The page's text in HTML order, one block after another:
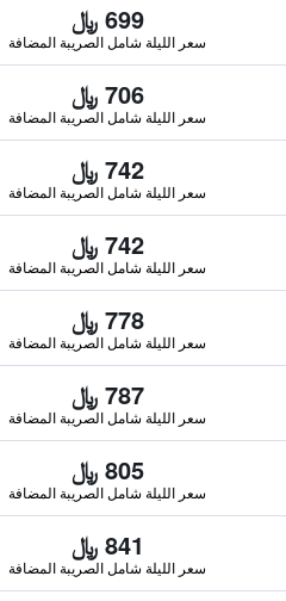
699 ﷼
سعر الليلة شامل الصريبة المضافة
706 ﷼
سعر الليلة شامل الصريبة المضافة
742 ﷼
سعر الليلة شامل الصريبة المضافة
742 ﷼
سعر الليلة شامل الصريبة المضافة
778 ﷼
سعر الليلة شامل الصريبة المضافة
787 ﷼
سعر الليلة شامل الصريبة المضافة
805 ﷼
سعر الليلة شامل الصريبة المضافة
841 ﷼
سعر الليلة شامل الصريبة المضافة